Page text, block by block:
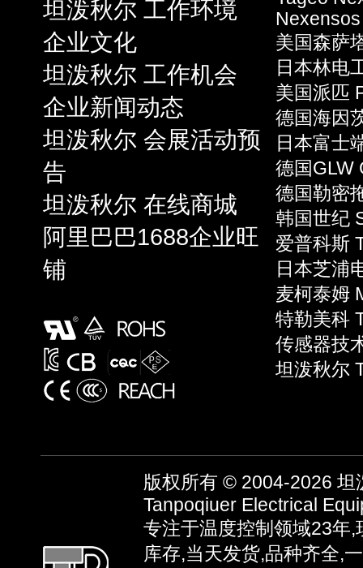
坦泼秋尔 工作环境
企业文化
坦泼秋尔 工作机会
企业新闻动态
坦泼秋尔 会展活动预
告
坦泼秋尔 在线商城
阿里巴巴1688企业旺
铺
Nexensos
美国森萨
日本林电
美国派匹
德国海因
日本富士
德国GLW
德国勒密
韩国世纪
爱普科斯
日本芝浦
麦柯泰姆
特勒美科
传感器技
坦泼秋尔
版权所有 © 2004-2026 坦
Tanpoqiuer Electrical
专注于温度控制领域23年
库存,当天发货,品种齐全,